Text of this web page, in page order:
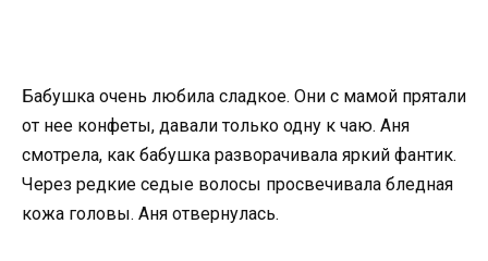
Бабушка очень любила сладкое. Они с мамой прятали
от нее конфеты, давали только одну к чаю. Аня
смотрела, как бабушка разворачивала яркий фантик.
Через редкие седые волосы просвечивала бледная
кожа головы. Аня отвернулась.